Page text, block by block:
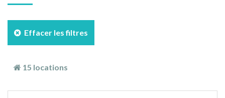
Effacer les filtres
15 locations